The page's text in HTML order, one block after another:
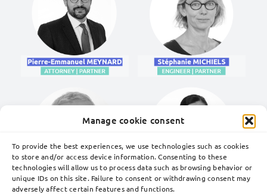
Manage cookie consent
To provide the best experiences, we use technologies such as cookies
to store and/or access device information. Consenting to these
technologies will allow us to process data such as browsing behavior or
unique IDs on this site. Failure to consent or withdrawing consent may
adversely affect certain features and functions.